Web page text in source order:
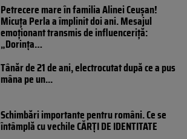
Petrecere mare în familia Alinei Ceușan!
Micuța Perla a împlinit doi ani. Mesajul
emoționant transmis de influenceriță:
„Dorința…
Tânăr de 21 de ani, electrocutat după ce a pus
mâna pe un...
Schimbări importante pentru români. Ce se
întâmplă cu vechile CĂRȚI DE IDENTITATE